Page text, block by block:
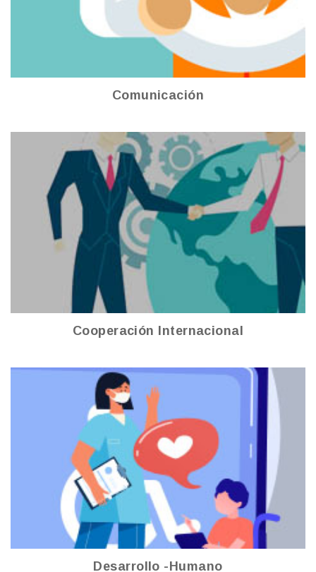
Ver más
Comunicación
Cooperación Internacional
Ver más
Cooperación Internacional
Desarrollo Social
Ver más
Desarrollo -Humano